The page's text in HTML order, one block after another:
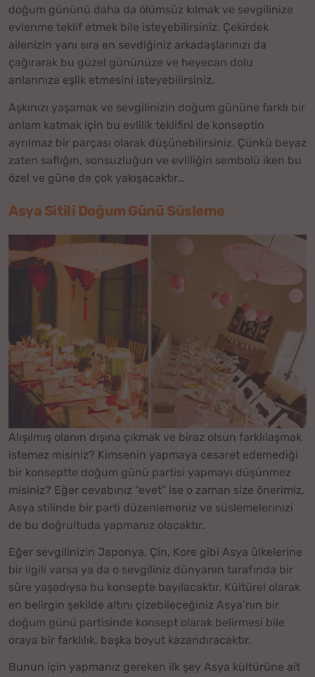
doğum gününü daha da ölümsüz kılmak ve sevgilinize
evlenme teklif etmek bile isteyebilirsiniz. Çekirdek
ailenizin yanı sıra en sevdiğiniz arkadaşlarınızı da
çağırarak bu güzel gününüze ve heyecan dolu
anlarınıza eşlik etmesini isteyebilirsiniz.
Aşkınızı yaşamak ve sevgilinizin doğum gününe farklı bir
anlam katmak için bu evlilik teklifini de konseptin
ayrılmaz bir parçası olarak düşünebilirsiniz. Çünkü beyaz
zaten saflığın, sonsuzluğun ve evliliğin sembolü iken bu
özel ve güne de çok yakışacaktır…
Asya Sitili Doğum Günü Süsleme
Alışılmış olanın dışına çıkmak ve biraz olsun farklılaşmak
istemez misiniz? Kimsenin yapmaya cesaret edemediği
bir konseptte doğum günü partisi yapmayı düşünmez
misiniz? Eğer cevabınız “evet” ise o zaman size önerimiz,
Asya stilinde bir parti düzenlemeniz ve süslemelerinizi
de bu doğrultuda yapmanız olacaktır.
Eğer sevgilinizin Japonya, Çin, Kore gibi Asya ülkelerine
bir ilgili varsa ya da o sevgiliniz dünyanın tarafında bir
süre yaşadıysa bu konsepte bayılacaktır. Kültürel olarak
en belirgin şekilde altını çizebileceğiniz Asya’nın bir
doğum günü partisinde konsept olarak belirmesi bile
oraya bir farklılık, başka boyut kazandıracaktır.
Bunun için yapmanız gereken ilk şey Asya kültürüne ait